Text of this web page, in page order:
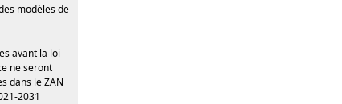
modèles de
avant la loi
ne seront
dans le ZAN
2031